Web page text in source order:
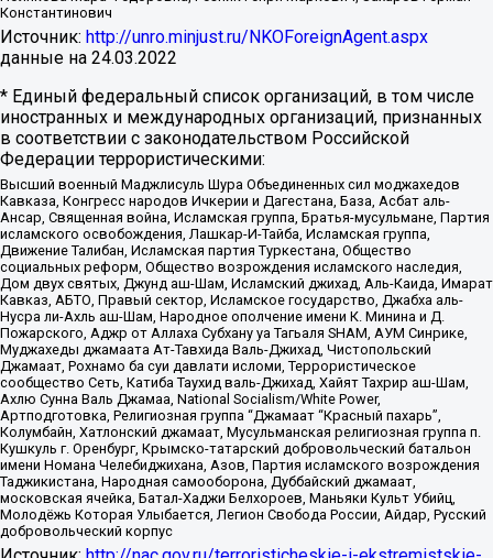
Константинович
Источник: http://unro.minjust.ru/NKOForeignAgent.aspx
данные на 24.03.2022
* Единый федеральный список организаций, в том числе
иностранных и международных организаций, признанных
в соответствии с законодательством Российской
Федерации террористическими:
Высший военный Маджлисуль Шура Объединенных сил моджахедов
Кавказа, Конгресс народов Ичкерии и Дагестана, База, Асбат аль-
Ансар, Священная война, Исламская группа, Братья-мусульмане, Партия
исламского освобождения, Лашкар-И-Тайба, Исламская группа,
Движение Талибан, Исламская партия Туркестана, Общество
социальных реформ, Общество возрождения исламского наследия,
Дом двух святых, Джунд аш-Шам, Исламский джихад, Аль-Каида, Имарат
Кавказ, АБТО, Правый сектор, Исламское государство, Джабха аль-
Нусра ли-Ахль аш-Шам, Народное ополчение имени К. Минина и Д.
Пожарского, Аджр от Аллаха Субхану уа Тагьаля SHAM, АУМ Синрике,
Муджахеды джамаата Ат-Тавхида Валь-Джихад, Чистопольский
Джамаат, Рохнамо ба суи давлати исломи, Террористическое
сообщество Сеть, Катиба Таухид валь-Джихад, Хайят Тахрир аш-Шам,
Ахлю Сунна Валь Джамаа, National Socialism/White Power,
Артподготовка, Религиозная группа “Джамаат “Красный пахарь”,
Колумбайн, Хатлонский джамаат, Мусульманская религиозная группа п.
Кушкуль г. Оренбург, Крымско-татарский добровольческий батальон
имени Номана Челебиджихана, Азов, Партия исламского возрождения
Таджикистана, Народная самооборона, Дуббайский джамаат,
московская ячейка, Батал-Хаджи Белхороев, Маньяки Культ Убийц,
Молодёжь Которая Улыбается, Легион Свобода России, Айдар, Русский
добровольческий корпус